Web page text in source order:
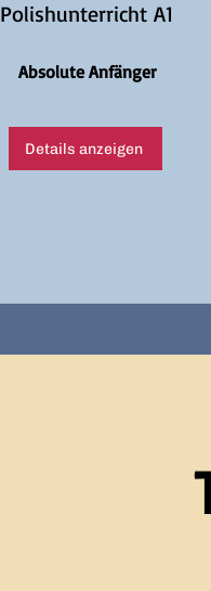
Polishunterricht A1
Absolute Anfänger
Details anzeigen